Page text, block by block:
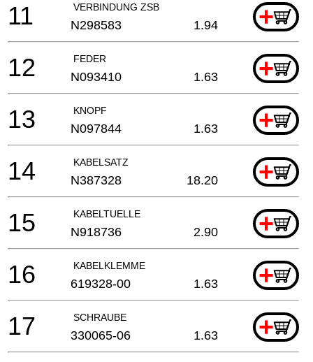
VERBINDUNG ZSB +
11 N298583 1.94
FEDER +
12 N093410 1.63
KNOPF +
13 N097844 1.63
KABELSATZ +
14 N387328 18.20
KABELTUELLE +
15 N918736 2.90
KABELKLEMME +
16 619328-00 1.63
SCHRAUBE +
17 330065-06 1.63